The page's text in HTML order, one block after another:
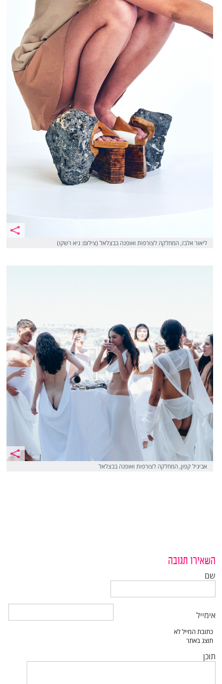
ליאור אלבז, המחלקה לצורפות ואופנה בבצלאל (צילום: גיא רשקו)
אביגיל קפון, המחלקה לצורפות ואופנה בבצלאל
השאירו תגובה
שם
אימייל
תוכן